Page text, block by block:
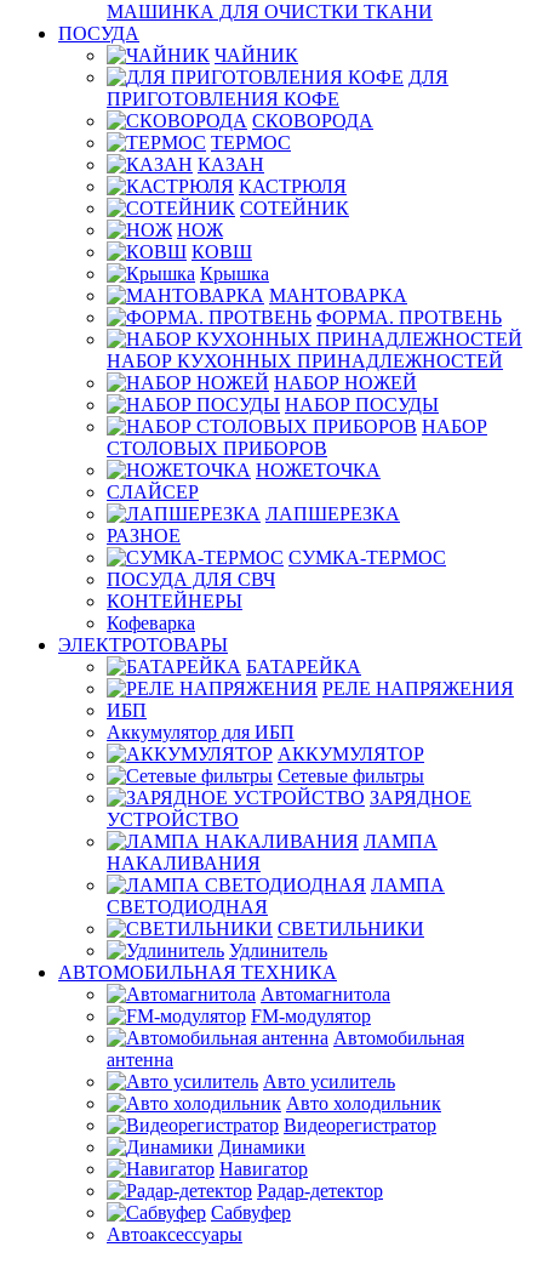
МАШИНКА ДЛЯ ОЧИСТКИ ТКАНИ
ПОСУДА
ЧАЙНИК
ДЛЯ
ПРИГОТОВЛЕНИЯ КОФЕ
СКОВОРОДА
ТЕРМОС
КАЗАН
КАСТРЮЛЯ
СОТЕЙНИК
НОЖ
КОВШ
Крышка
МАНТОВАРКА
ФОРМА. ПРОТВЕНЬ
НАБОР КУХОННЫХ ПРИНАДЛЕЖНОСТЕЙ
НАБОР НОЖЕЙ
НАБОР ПОСУДЫ
НАБОР
СТОЛОВЫХ ПРИБОРОВ
НОЖЕТОЧКА
СЛАЙСЕР
ЛАПШЕРЕЗКА
РАЗНОЕ
СУМКА-ТЕРМОС
ПОСУДА ДЛЯ СВЧ
КОНТЕЙНЕРЫ
Кофеварка
ЭЛЕКТРОТОВАРЫ
БАТАРЕЙКА
РЕЛЕ НАПРЯЖЕНИЯ
ИБП
Аккумулятор для ИБП
АККУМУЛЯТОР
Сетевые фильтры
ЗАРЯДНОЕ
УСТРОЙСТВО
ЛАМПА
НАКАЛИВАНИЯ
ЛАМПА
СВЕТОДИОДНАЯ
СВЕТИЛЬНИКИ
Удлинитель
АВТОМОБИЛЬНАЯ ТЕХНИКА
Автомагнитола
FM-модулятор
Автомобильная
антенна
Авто усилитель
Авто холодильник
Видеорегистратор
Динамики
Навигатор
Радар-детектор
Сабвуфер
Автоаксессуары